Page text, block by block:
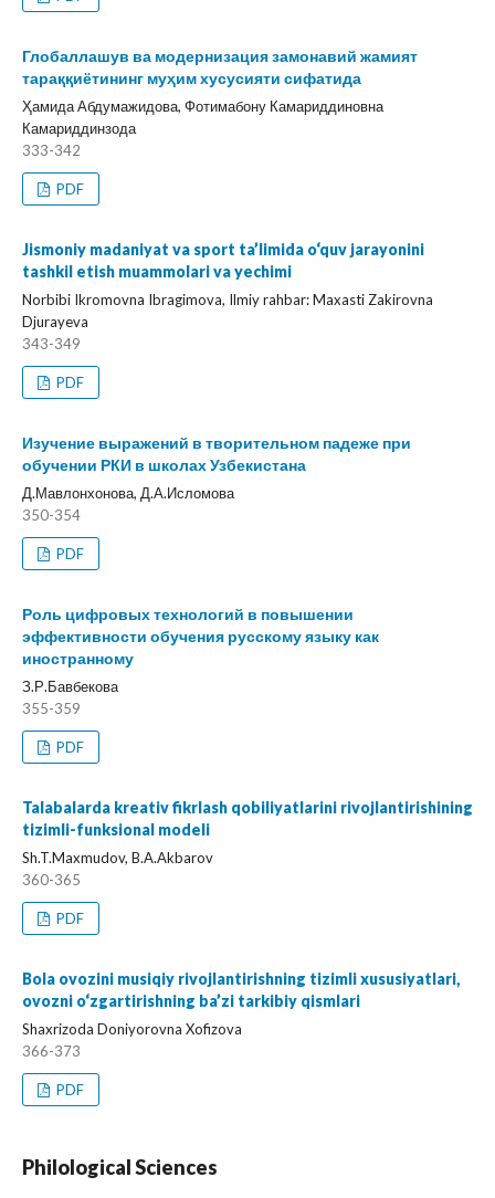
Глобаллашув ва модернизация замонавий жамият
тараққиётининг муҳим хусусияти сифатида
Ҳамида Абдумажидова, Фотимабону Камариддиновна
Камариддинзода
333-342
PDF
Jismoniy madaniyat va sport ta’limida o‘quv jarayonini
tashkil etish muammolari va yechimi
Norbibi Ikromovna Ibragimova, Ilmiy rahbar: Maxasti Zakirovna
Djurayeva
343-349
PDF
Изучение выражений в творительном падеже при
обучении РКИ в школах Узбекистана
Д.Мавлонхонова, Д.А.Исломова
350-354
PDF
Роль цифровых технологий в повышении
эффективности обучения русскому языку как
иностранному
З.Р.Бавбекова
355-359
PDF
Talabalarda kreativ fikrlash qobiliyatlarini rivojlantirishining
tizimli-funksional modeli
Sh.T.Maxmudov, B.A.Akbarov
360-365
PDF
Bola ovozini musiqiy rivojlantirishning tizimli xususiyatlari,
ovozni o‘zgartirishning ba’zi tarkibiy qismlari
Shaxrizoda Doniyorovna Xofizova
366-373
PDF
Philological Sciences